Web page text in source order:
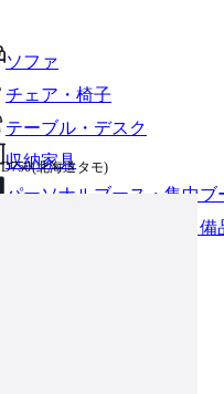
ソファ
チェア・椅子
テーブル・デスク
収納家具
パーソナルブース・集中ブ
オフィスアクセサリー・備
ートに追加できます
北海道タモ)